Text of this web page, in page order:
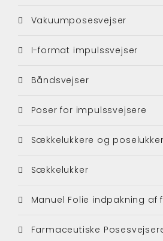
Vakuumposesvejser
I-format impulssvejser
Båndsvejser
Poser for impulssvejsere
Sækkelukkere og
Sækkelukker
Manuel Folie indpakning af
Farmaceutiske